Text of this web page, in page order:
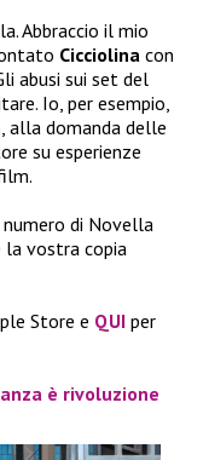
Abbraccio il mio
Cicciolina con
abusi sui set del
Io, per esempio,
alla domanda delle
su esperienze
di Novella
la vostra copia
Store e QUI per
è rivoluzione